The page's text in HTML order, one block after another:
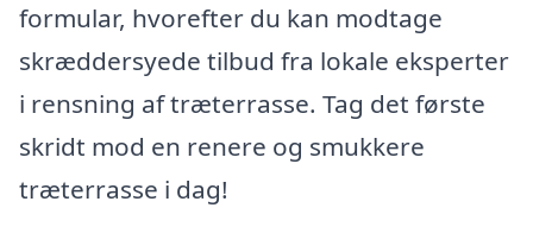
formular, hvorefter du kan modtage
skræddersyede tilbud fra lokale eksperter
i rensning af træterrasse. Tag det første
skridt mod en renere og smukkere
træterrasse i dag!